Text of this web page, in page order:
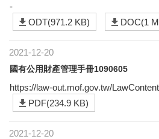
-
ODT(971.2 KB)
DOC(1
2021-12-20
國有公用財產管理手冊1090605
https://law-out.mof.gov.tw/
PDF(234.9 KB)
2021-12-20